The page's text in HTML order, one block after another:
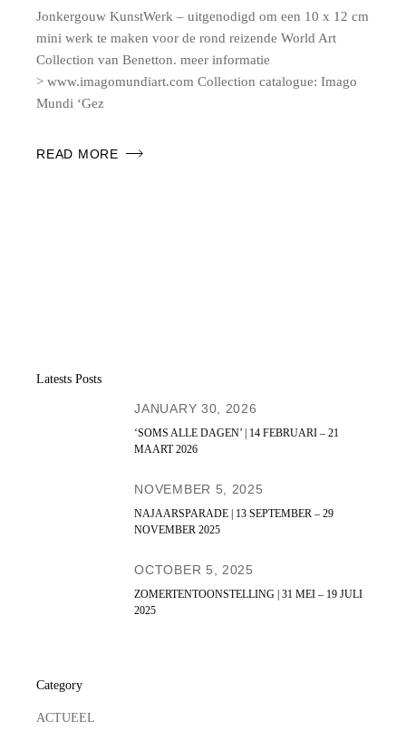
Jonkergouw KunstWerk – uitgenodigd om een 10 x 12 cm
mini werk te maken voor de rond reizende World Art
Collection van Benetton. meer informatie
> www.imagomundiart.com Collection catalogue: Imago
Mundi ‘Gez
READ MORE
Latests Posts
JANUARY 30, 2026
‘SOMS ALLE DAGEN’ | 14 FEBRUARI – 21
MAART 2026
NOVEMBER 5, 2025
NAJAARSPARADE | 13 SEPTEMBER – 29
NOVEMBER 2025
OCTOBER 5, 2025
ZOMERTENTOONSTELLING | 31 MEI – 19 JULI
2025
Category
ACTUEEL